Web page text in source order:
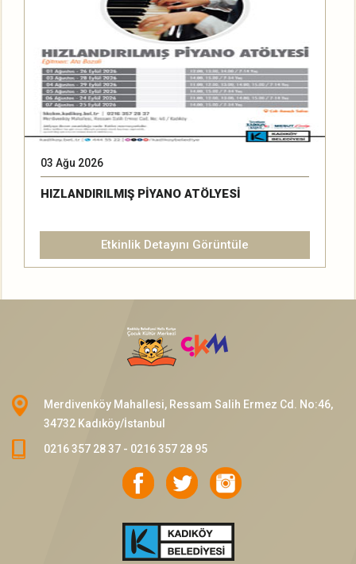
03 Ağu 2026
HIZLANDIRILMIŞ PİYANO ATÖLYESİ
Etkinlik Detayını Görüntüle
Merdivenköy Mahallesi, Ressam Salih Ermez Cd. No:46,
34732 Kadıköy/İstanbul
0216 357 28 37 - 0216 357 28 95